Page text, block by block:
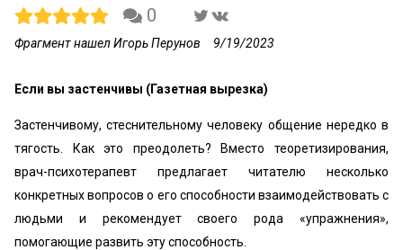
0
Фрагмент нашел Игорь Перунов 9/19/2023
Если вы застенчивы (Газетная вырезка)
Застенчивому, стеснительному человеку общение нередко в
тягость. Как это преодолеть? Вместо теоретизирования,
врач-психотерапевт предлагает читателю несколько
конкретных вопросов о его способности взаимодействовать с
людьми и рекомендует своего рода «упражнения»,
помогающие развить эту способность.